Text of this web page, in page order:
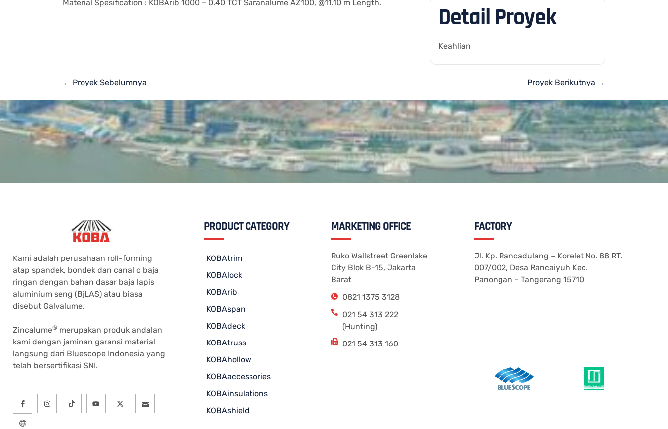
Material Spesification : KOBArib 1000 – 0.40 TCT Saranalume AZ100, @11.10 m Length.
Detail Proyek
Keahlian
← Proyek Sebelumnya Proyek Berikutnya →
Kami adalah perusahaan roll-forming
atap spandek, bondek dan canal c baja
ringan dengan bahan dasar baja lapis
aluminium seng (BjLAS) atau biasa
disebut Galvalume.
Zincalume® merupakan produk andalan
kami dengan jaminan garansi material
langsung dari Bluescope Indonesia yang
telah bersertifikasi SNI.
PRODUCT CATEGORY
KOBAtrim
KOBAlock
KOBArib
KOBAspan
KOBAdeck
KOBAtruss
KOBAhollow
KOBAaccessories
KOBAinsulations
KOBAshield
MARKETING OFFICE
Ruko Wallstreet Greenlake
City Blok B-15, Jakarta
Barat
0821 1375 3128
021 54 313 222
(Hunting)
021 54 313 160
FACTORY
Jl. Kp. Rancadulang – Korelet No. 88 RT.
007/002, Desa Rancaiyuh Kec.
Panongan – Tangerang 15710